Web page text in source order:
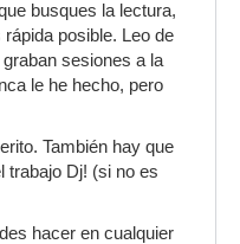
busques la lectura,
posible. Leo de
sesiones a la
le he hecho, pero
También hay que
trabajo Dj! (si no es
hacer en cualquier